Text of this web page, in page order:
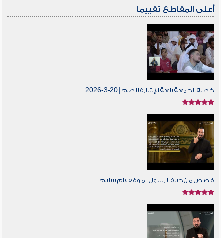
أعلى المقاطع تقييما
خطبة الجمعة بلغة الإشارة للصم | 20-3-2026
قصص من حياة الرسول | موقف ام سليم